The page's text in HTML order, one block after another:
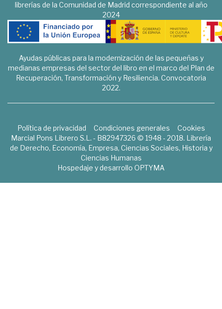
librerías de la Comunidad de Madrid correspondiente al año
2024
Ayudas públicas para la modernización de las pequeñas y
medianas empresas del sector del libro en el marco del Plan de
Recuperación, Transformación y Resiliencia. Convocatoria
2022.
Política de privacidad Condiciones generales
Cookies
Marcial Pons Librero S.L. - B82947326 © 1948 - 2018. Librería
de Derecho, Economía, Empresa, Ciencias Sociales, Historia y
Ciencias Humanas
Hospedaje y desarrollo OPTYMA